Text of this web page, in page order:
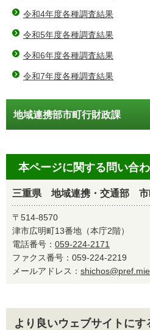
令和4年度各種調査結果
令和5年度各種調査結果
令和6年度各種調査結果
令和7年度各種調査結果
地域連携部市町行財政課
本ページに関する問い合
三重県 地域連携・交通部
〒514-8570
津市広明町13番地（本庁2階）
電話番号： 059-224-2171
ファクス番号：059-224-2219
メールアドレス：
より良いウェブサイトに